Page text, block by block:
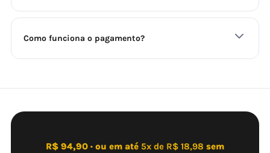
Como funciona o pagamento?
R$ 94,90 · ou em até 5x de R$ 18,98 sem